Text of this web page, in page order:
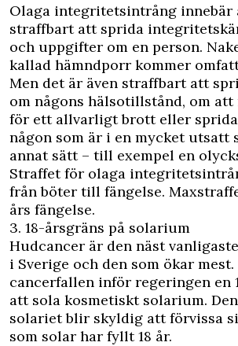
Olaga integritetsintrång
straffbart att sprida
och uppgifter om en person.
kallad hämndporr kommer
Men det är även straffbart att
om någons hälsotillstånd, om
för ett allvarligt brott eller
någon som är i en mycket utsatt
annat sätt – till exempel en
Straffet för olaga
från böter till fängelse.
års fängelse.
3. 18-årsgräns på solarium
Hudcancer är den näst
i Sverige och den som ökar
cancerfallen inför regeringen en
att sola kosmetiskt solarium.
solariet blir skyldig att förvissa
som solar har fyllt 18 år.